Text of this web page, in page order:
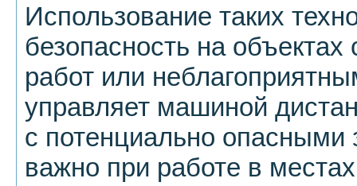
Использование таких
безопасность на
работ или
управляет машиной
с потенциально
важно при работе в